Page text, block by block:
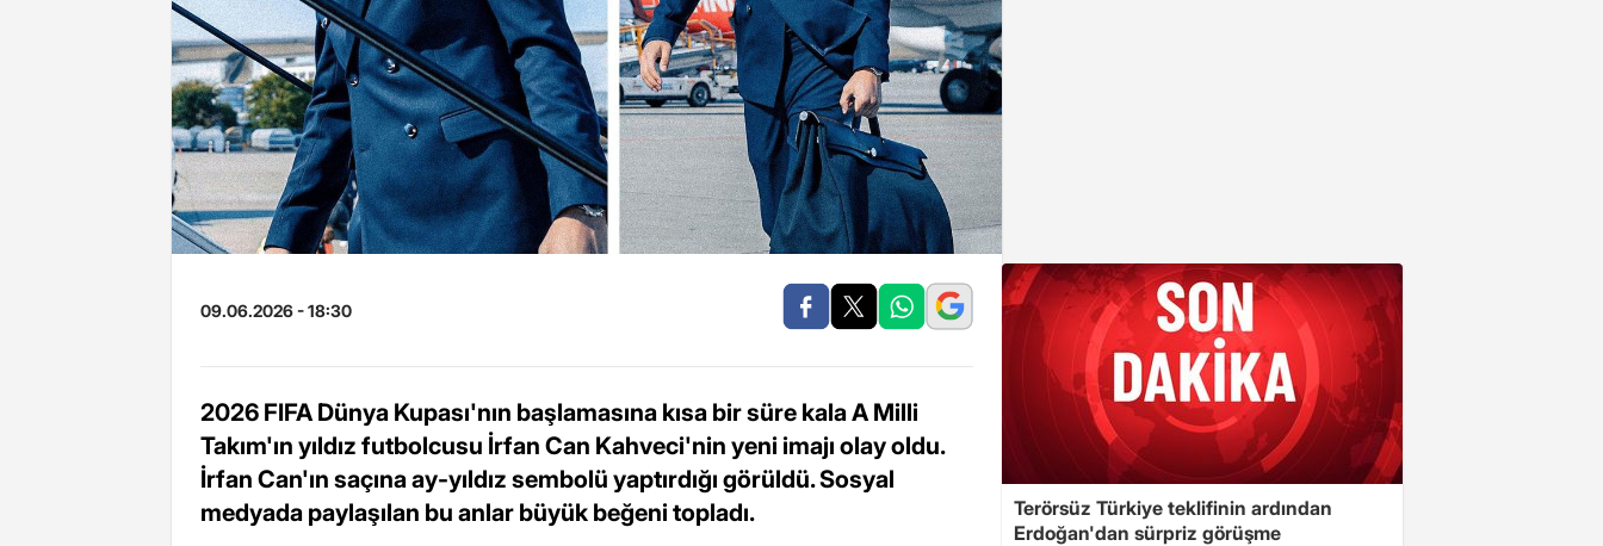
09.06.2026 - 18:30
2026 FIFA Dünya Kupası'nın başlamasına kısa bir süre kala A Milli
Takım'ın yıldız futbolcusu İrfan Can Kahveci'nin yeni imajı olay oldu.
İrfan Can'ın saçına ay-yıldız sembolü yaptırdığı görüldü. Sosyal
medyada paylaşılan bu anlar büyük beğeni topladı.
Terörsüz Türkiye teklifinin ardından
Erdoğan'dan sürpriz görüşme